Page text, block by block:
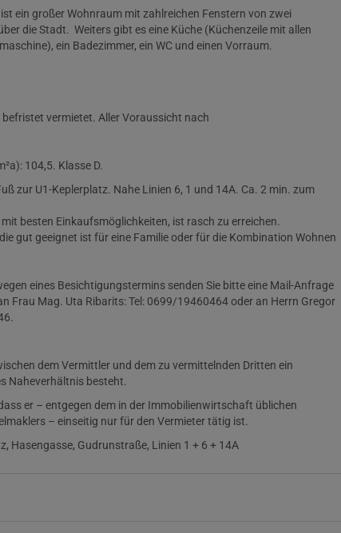
ein großer Wohnraum mit zahlreichen Fenstern von zwei
die Stadt. Weiters gibt es eine Küche (Küchenzeile mit allen
ein Badezimmer, ein WC und einen Vorraum.
vermietet. Aller Voraussicht nach
104,5. Klasse D.
zur U1-Keplerplatz. Nahe Linien 6, 1 und 14A. Ca. 2 min. zum
besten Einkaufsmöglichkeiten, ist rasch zu erreichen.
gut geeignet ist für eine Familie oder für die Kombination Wohnen
eines Besichtigungstermins senden Sie bitte eine Mail-Anfrage
Frau Mag. Uta Ribarits: Tel: 0699/19460464 oder an Herrn Gregor
dem Vermittler und dem zu vermittelnden Dritten ein
Naheverhältnis besteht.
er – entgegen dem in der Immobilienwirtschaft üblichen
– einseitig nur für den Vermieter tätig ist.
Hasengasse, Gudrunstraße, Linien 1 + 6 + 14A